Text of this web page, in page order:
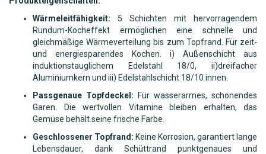
Wärmeleitfähigkeit: 5 Schichten mit hervorragendem
Rundum-Kocheffekt ermöglichen eine schnelle und
gleichmäßige Wärmeverteilung bis zum Topfrand. Für zeit-
und energiesparendes Kochen. i) Außenschicht aus
induktionstauglichem Edelstahl 18/0, ii)dreifacher
Aluminiumkern und iii) Edelstahlschicht 18/10 innen.
Passgenaue Topfdeckel:
Für wasserarmes, schonendes
Garen. Die wertvollen Vitamine bleiben erhalten, das
Gemüse behält seine frische Farbe.
Geschlossener Topfrand: Keine Korrosion, garantiert lange
Lebensdauer, dank Schüttrand punktgenaues und